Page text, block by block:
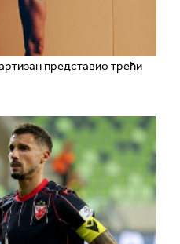
представио трећи